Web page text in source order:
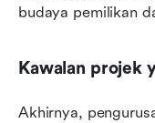
budaya pemilikan
Kawalan projek
Akhirnya,